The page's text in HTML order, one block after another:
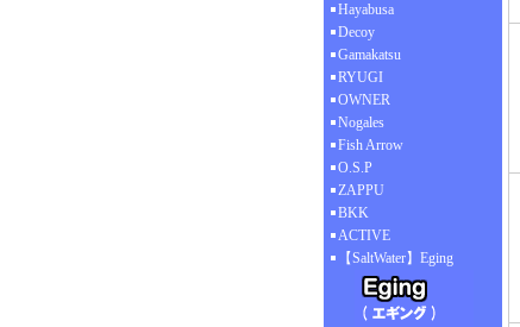
Hayabusa
Decoy
Gamakatsu
RYUGI
OWNER
Nogales
Fish Arrow
O.S.P
ZAPPU
BKK
ACTIVE
【SaltWater】Eging